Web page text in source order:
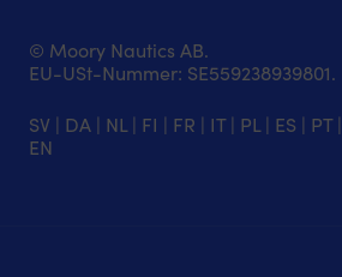
© Moory Nautics AB.
EU-USt-Nummer: SE559238939801.
SV | DA | NL| FI | FR | IT| PL| ES | PT|
EN